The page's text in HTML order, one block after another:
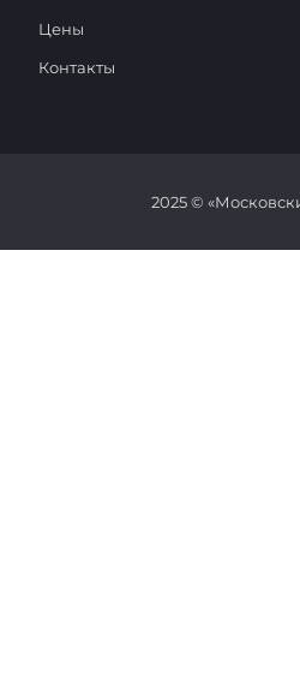
Цены
Контакты
2025 ©